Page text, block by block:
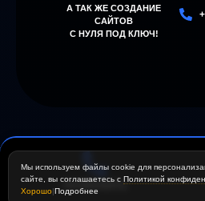
ПОЗВОНИТЬ
Мы используем файлы cookie для
сайте, вы соглашаетесь с Политикой
Хорошо|Подробнее